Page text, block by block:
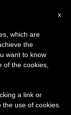
x
which are
the
want to know
of the cookies,
a link or
use of cookies.